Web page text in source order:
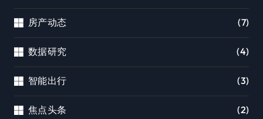
房产动态 (7)
数据研究 (4)
智能出行 (3)
焦点头条 (2)